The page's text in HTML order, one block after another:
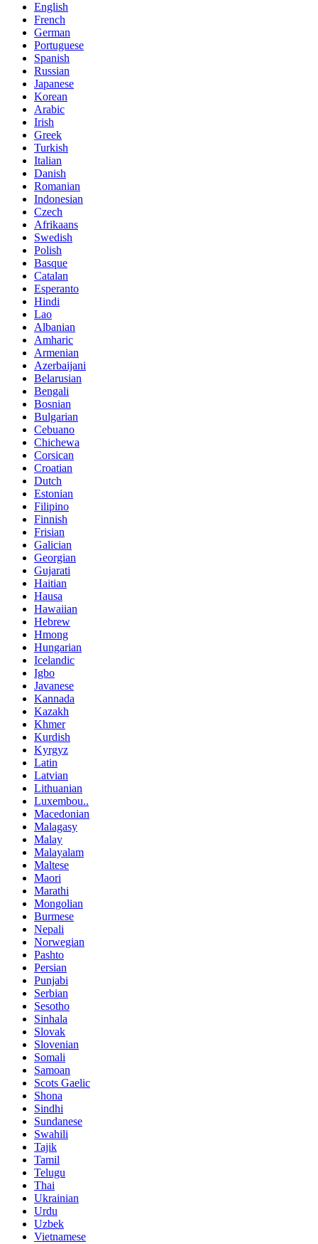
English
French
German
Portuguese
Spanish
Russian
Japanese
Korean
Arabic
Irish
Greek
Turkish
Italian
Danish
Romanian
Indonesian
Czech
Afrikaans
Swedish
Polish
Basque
Catalan
Esperanto
Hindi
Lao
Albanian
Amharic
Armenian
Azerbaijani
Belarusian
Bengali
Bosnian
Bulgarian
Cebuano
Chichewa
Corsican
Croatian
Dutch
Estonian
Filipino
Finnish
Frisian
Galician
Georgian
Gujarati
Haitian
Hausa
Hawaiian
Hebrew
Hmong
Hungarian
Icelandic
Igbo
Javanese
Kannada
Kazakh
Khmer
Kurdish
Kyrgyz
Latin
Latvian
Lithuanian
Luxembou..
Macedonian
Malagasy
Malay
Malayalam
Maltese
Maori
Marathi
Mongolian
Burmese
Nepali
Norwegian
Pashto
Persian
Punjabi
Serbian
Sesotho
Sinhala
Slovak
Slovenian
Somali
Samoan
Scots Gaelic
Shona
Sindhi
Sundanese
Swahili
Tajik
Tamil
Telugu
Thai
Ukrainian
Urdu
Uzbek
Vietnamese